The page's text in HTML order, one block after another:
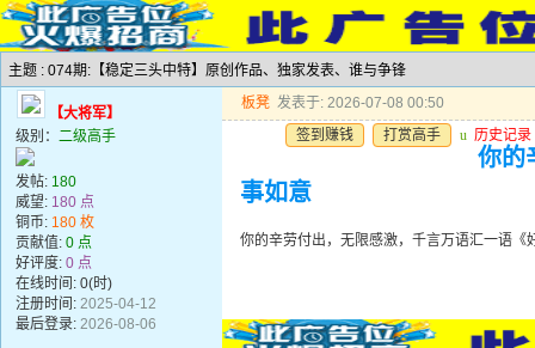
主题 : 074期:【稳定三头中特】原创作品、独家发表、谁与争锋
【大将军】
级别： 二级高手
发帖: 180
威望: 180 点
铜币: 180 枚
贡献值: 0 点
好评度: 0 点
在线时间: 0(时)
注册时间: 2025-04-12
最后登录: 2026-08-06
板凳 发表于: 2026-07-08 00:50
签到赚钱
打赏高手 u 历史记录
你的
事如意
你的辛劳付出，无限感激，千言万语汇一语《